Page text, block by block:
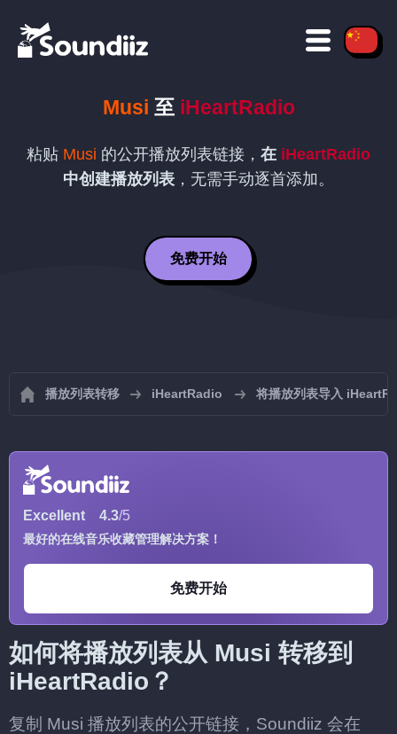
Musi 至 iHeartRadio
粘贴 Musi 的公开播放列表链接， 在 iHeartRadio
中创建播放列表 ，无需手动逐首添加。
免费开始
播放列表转移 iHeartRadio 将播放列表导入
Excellent 4.3/5
最好的在线音乐收藏管理解决方案！
免费开始
如何将播放列表从 Musi 转移到
iHeartRadio？
复制 Musi 播放列表的公开链接，Soundiiz 会在